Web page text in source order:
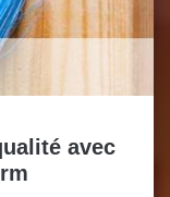
avec